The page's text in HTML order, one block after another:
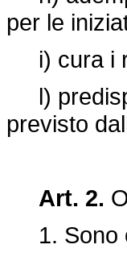
per le
i) cura i
l)
previsto
Art. 2.
1. Sono